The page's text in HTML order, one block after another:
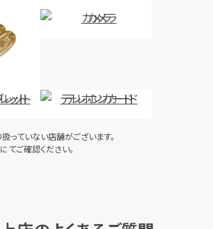
カメラ
ット テレホンカード
っていない店舗がございます。
てご確認ください。